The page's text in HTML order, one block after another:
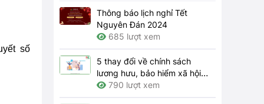
số
Thông báo lịch nghỉ Tết
Nguyên Đán 2024
685 lượt xem
5 thay đổi về chính sách
lương hưu, bảo hiểm xã hội
năm 2024
790 lượt xem